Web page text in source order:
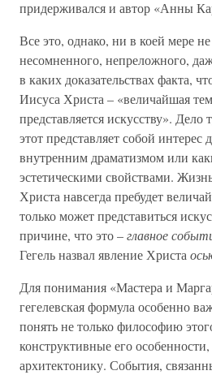
придерживался и автор «Анны
Все это, однако, ни в коей мере
несомненного, непреложного,
в каких доказательствах факта,
Иисуса Христа – «величайшая
представляется искусству».
этот представляет собой
внутренним драматизмом или
эстетическими свойствами.
Христа навсегда пребудет
только может представиться
причине, что это –главное
Гегель назвал явление Христа
Для понимания «Мастера и
гегелевская формула особенно
понять не только философию
конструктивные его
архитектонику. События,